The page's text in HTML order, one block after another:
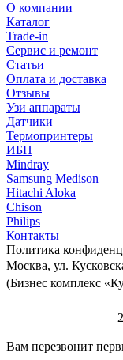
О компании
Каталог
Trade-in
Сервис и ремонт
Статьи
Оплата и доставка
Отзывы
Узи аппараты
Датчики
Термопринтеры
ИБП
Mindray
Samsung Medison
Hitachi Aloka
Сhison
Philips
Контакты
Политика
Москва, ул.
(Бизнес комплекс
Вам перезвонит